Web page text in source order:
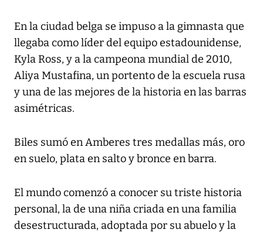
En la ciudad belga se impuso a la gimnasta que
llegaba como líder del equipo estadounidense,
Kyla Ross, y a la campeona mundial de 2010,
Aliya Mustafina, un portento de la escuela rusa
y una de las mejores de la historia en las barras
asimétricas.
Biles sumó en Amberes tres medallas más, oro
en suelo, plata en salto y bronce en barra.
El mundo comenzó a conocer su triste historia
personal, la de una niña criada en una familia
desestructurada, adoptada por su abuelo y la